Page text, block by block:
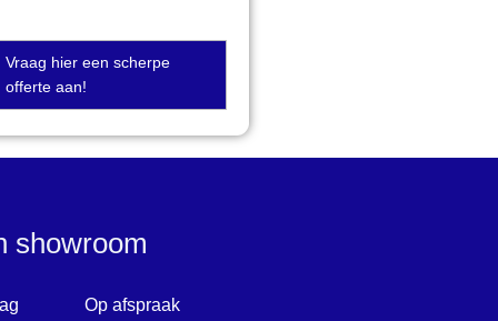
Vraag hier een scherpe
offerte aan!
showroom
Op afspraak